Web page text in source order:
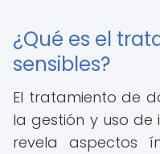
¿Qué es el
sensibles?
El tratamiento de
la gestión y uso
revela aspectos